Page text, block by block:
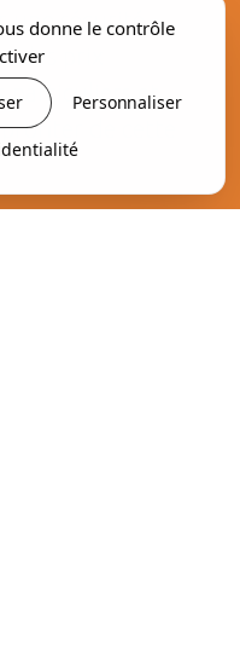
une sécurité
des prix
particuliers et
de cette
donne le contrôle
Personnaliser